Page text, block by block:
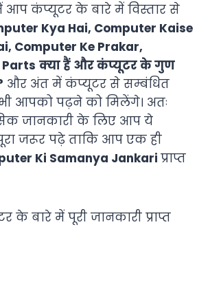
कंप्यूटर के बारे में विस्तार से
Kya Hai, Computer Kaise
Computer Ke Prakar,
क्या हैं और कंप्यूटर के गुण
और अंत में कंप्यूटर से सम्बंधित
भी आपको पढ़ने को मिलेंगे। अतः
जानकारी के लिए आप ये
जरूर पढ़े ताकि आप एक ही
Ki Samanya Jankari प्राप्त
के बारे में पूरी जानकारी प्राप्त